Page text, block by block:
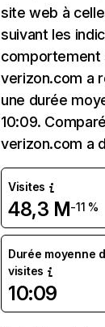
site web à
suivant les
comportement
verizon.com a
une durée
10:09.
verizon.com a
Visites
48,3 M-11 %
Durée moyenne
visites
10:09